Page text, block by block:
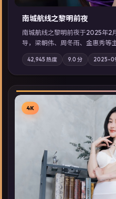
南城航线之黎明前夜
南城航线之黎明前夜于2025年2
导，梁朝伟、周冬雨、金惠秀等
城市霓虹背后，有人用规则改写
质；站内亦可通过「国产免费观
同类型高分佳作，畅享高清在线
42,945 热度 9.0 分 2025-
4K